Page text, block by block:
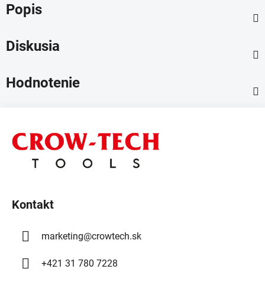
Popis
Diskusia
Hodnotenie
Kontakt
marketing@crowtech.sk
+421 31 780 7228